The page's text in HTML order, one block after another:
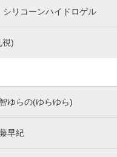
シリコーンハイドロゲル
視)
ゆらの(ゆらゆら)
早紀